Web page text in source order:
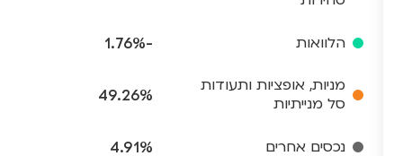
הלוואות -1.76%
מניות, אופציות ותעודות
סל מנייתיות
49.26%
נכסים אחרים 4.91%